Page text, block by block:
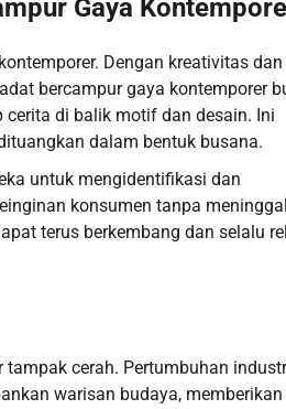
Gaya
Dengan kreativitas dan
bercampur gaya kontemporer
di balik motif dan desain. Ini
dalam bentuk busana.
untuk mengidentifikasi dan
konsumen tanpa
terus berkembang dan selalu
cerah. Pertumbuhan
warisan budaya, memberikan